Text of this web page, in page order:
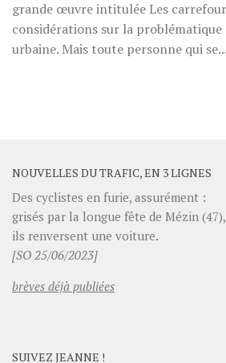
grande œuvre intitulée Les
considérations sur la
urbaine. Mais toute personne qui se...
NOUVELLES DU TRAFIC, EN 3 LIGNES
Des cyclistes en furie, assurément :
grisés par la longue fête de Mézin (47),
ils renversent une voiture.
[SO 25/06/2023]
brèves déjà publiées
SUIVEZ JEANNE !